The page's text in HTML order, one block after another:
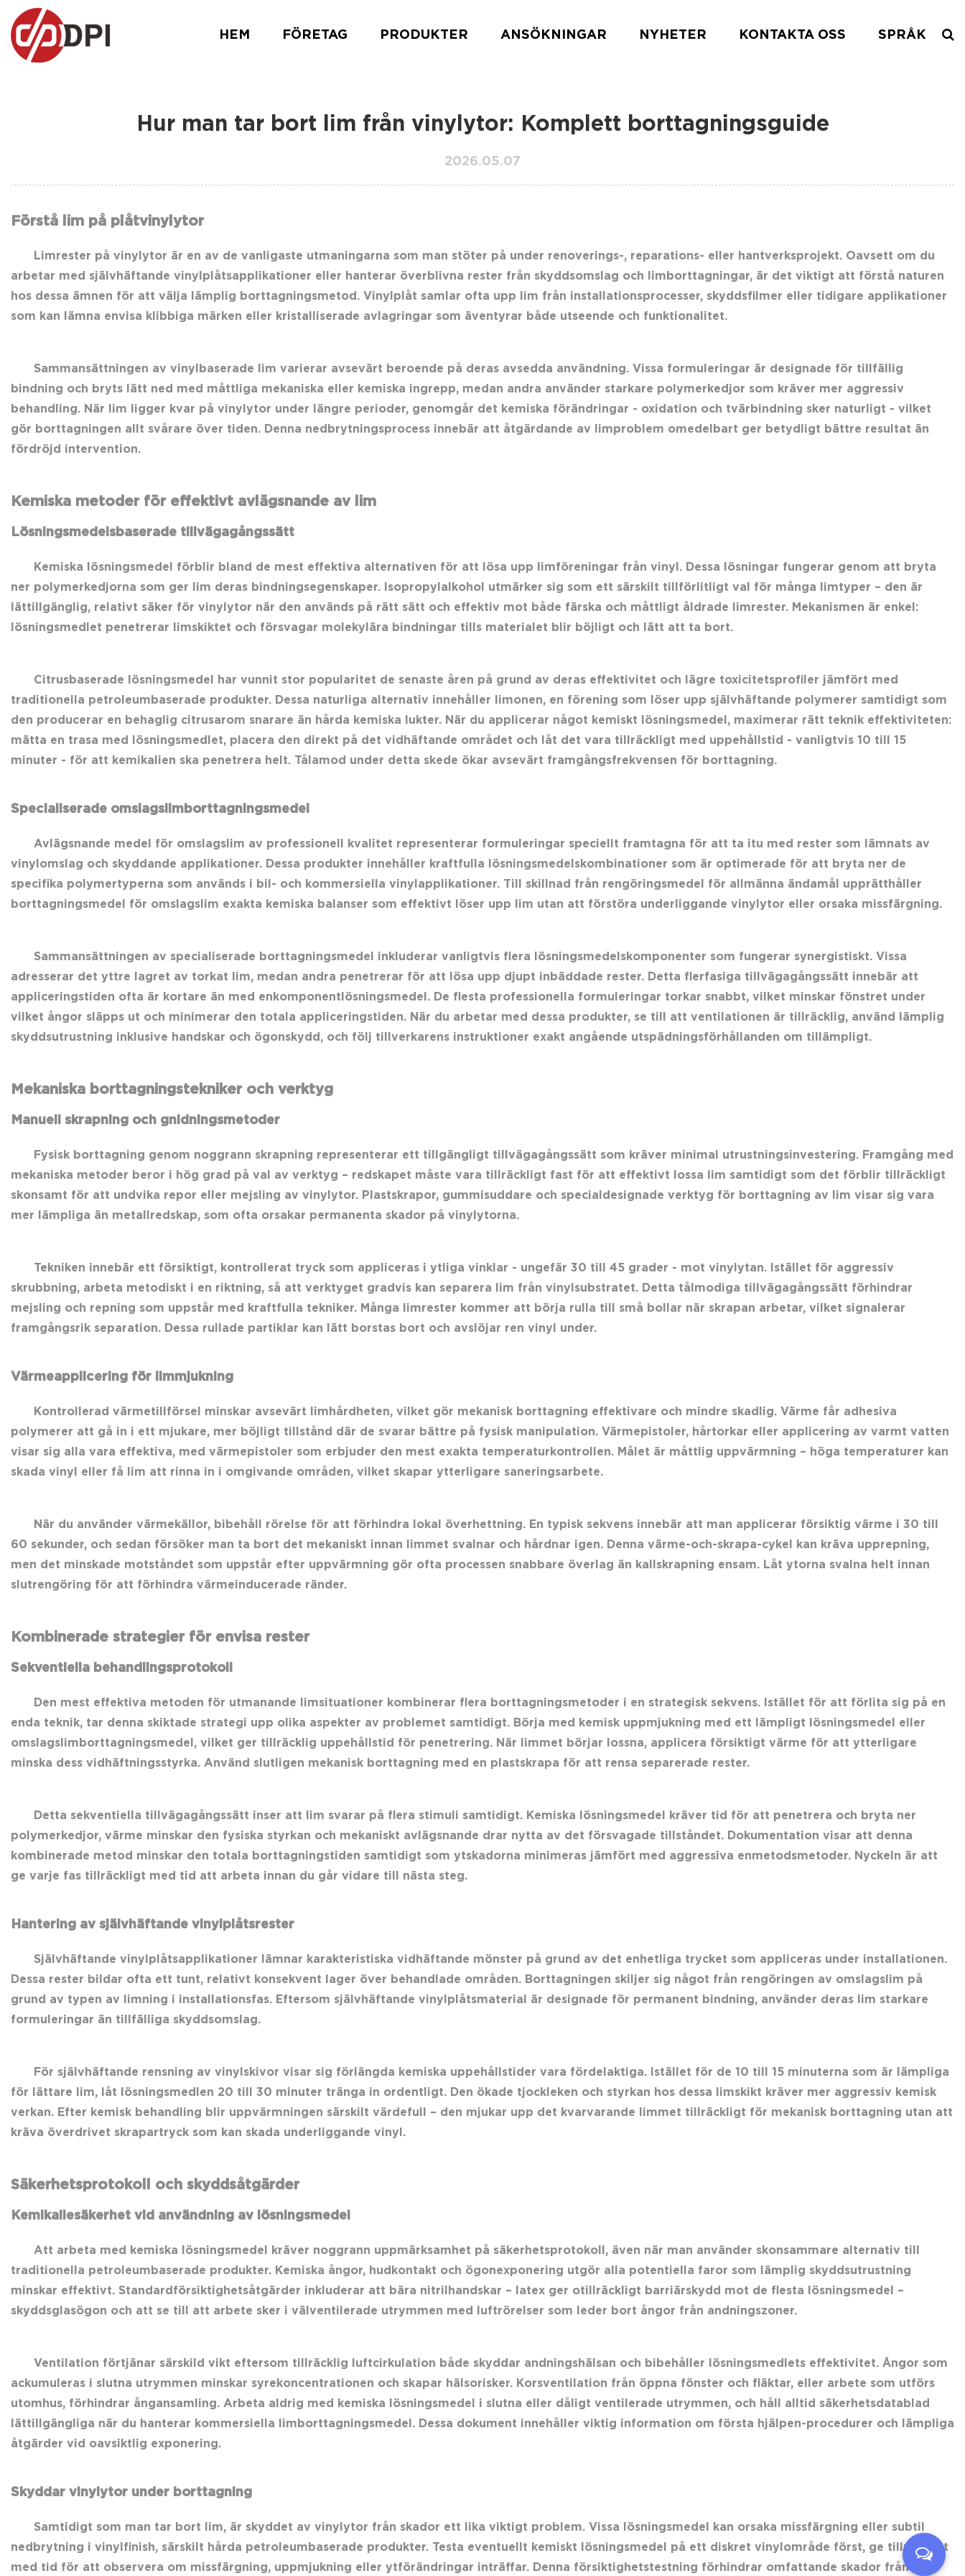
HEM FÖRETAG PRODUKTER ANSÖKNINGAR NYHETER KONTAKTA OSS SPRÅK
Hur man tar bort lim från vinylytor: Komplett borttagningsguide
2026.05.07
Förstå lim på plåtvinylytor
Limrester på vinylytor är en av de vanligaste utmaningarna som man stöter på under renoverings-, reparations- eller hantverksprojekt. Oavsett om du
arbetar med självhäftande vinylplåtsapplikationer eller hanterar överblivna rester från skyddsomslag och limborttagningar, är det viktigt att förstå naturen
hos dessa ämnen för att välja lämplig borttagningsmetod. Vinylplåt samlar ofta upp lim från installationsprocesser, skyddsfilmer eller tidigare applikationer
som kan lämna envisa klibbiga märken eller kristalliserade avlagringar som äventyrar både utseende och funktionalitet.
Sammansättningen av vinylbaserade lim varierar avsevärt beroende på deras avsedda användning. Vissa formuleringar är designade för tillfällig
bindning och bryts lätt ned med måttliga mekaniska eller kemiska ingrepp, medan andra använder starkare polymerkedjor som kräver mer aggressiv
behandling. När lim ligger kvar på vinylytor under längre perioder, genomgår det kemiska förändringar - oxidation och tvärbindning sker naturligt - vilket
gör borttagningen allt svårare över tiden. Denna nedbrytningsprocess innebär att åtgärdande av limproblem omedelbart ger betydligt bättre resultat än
fördröjd intervention.
Kemiska metoder för effektivt avlägsnande av lim
Lösningsmedelsbaserade tillvägagångssätt
Kemiska lösningsmedel förblir bland de mest effektiva alternativen för att lösa upp limföreningar från vinyl. Dessa lösningar fungerar genom att bryta
ner polymerkedjorna som ger lim deras bindningsegenskaper. Isopropylalkohol utmärker sig som ett särskilt tillförlitligt val för många limtyper – den är
lättillgänglig, relativt säker för vinylytor när den används på rätt sätt och effektiv mot både färska och måttligt åldrade limrester. Mekanismen är enkel:
lösningsmedlet penetrerar limskiktet och försvagar molekylära bindningar tills materialet blir böjligt och lätt att ta bort.
Citrusbaserade lösningsmedel har vunnit stor popularitet de senaste åren på grund av deras effektivitet och lägre toxicitetsprofiler jämfört med
traditionella petroleumbaserade produkter. Dessa naturliga alternativ innehåller limonen, en förening som löser upp självhäftande polymerer samtidigt som
den producerar en behaglig citrusarom snarare än hårda kemiska lukter. När du applicerar något kemiskt lösningsmedel, maximerar rätt teknik effektiviteten:
mätta en trasa med lösningsmedlet, placera den direkt på det vidhäftande området och låt det vara tillräckligt med uppehållstid - vanligtvis 10 till 15
minuter - för att kemikalien ska penetrera helt. Tålamod under detta skede ökar avsevärt framgångsfrekvensen för borttagning.
Specialiserade omslagslimborttagningsmedel
Avlägsnande medel för omslagslim av professionell kvalitet representerar formuleringar speciellt framtagna för att ta itu med rester som lämnats av
vinylomslag och skyddande applikationer. Dessa produkter innehåller kraftfulla lösningsmedelskombinationer som är optimerade för att bryta ner de
specifika polymertyperna som används i bil- och kommersiella vinylapplikationer. Till skillnad från rengöringsmedel för allmänna ändamål upprätthåller
borttagningsmedel för omslagslim exakta kemiska balanser som effektivt löser upp lim utan att förstöra underliggande vinylytor eller orsaka missfärgning.
Sammansättningen av specialiserade borttagningsmedel inkluderar vanligtvis flera lösningsmedelskomponenter som fungerar synergistiskt. Vissa
adresserar det yttre lagret av torkat lim, medan andra penetrerar för att lösa upp djupt inbäddade rester. Detta flerfasiga tillvägagångssätt innebär att
appliceringstiden ofta är kortare än med enkomponentlösningsmedel. De flesta professionella formuleringar torkar snabbt, vilket minskar fönstret under
vilket ångor släpps ut och minimerar den totala appliceringstiden. När du arbetar med dessa produkter, se till att ventilationen är tillräcklig, använd lämplig
skyddsutrustning inklusive handskar och ögonskydd, och följ tillverkarens instruktioner exakt angående utspädningsförhållanden om tillämpligt.
Mekaniska borttagningstekniker och verktyg
Manuell skrapning och gnidningsmetoder
Fysisk borttagning genom noggrann skrapning representerar ett tillgängligt tillvägagångssätt som kräver minimal utrustningsinvestering. Framgång med
mekaniska metoder beror i hög grad på val av verktyg – redskapet måste vara tillräckligt fast för att effektivt lossa lim samtidigt som det förblir tillräckligt
skonsamt för att undvika repor eller mejsling av vinylytor. Plastskrapor, gummisuddare och specialdesignade verktyg för borttagning av lim visar sig vara
mer lämpliga än metallredskap, som ofta orsakar permanenta skador på vinylytorna.
Tekniken innebär ett försiktigt, kontrollerat tryck som appliceras i ytliga vinklar - ungefär 30 till 45 grader - mot vinylytan. Istället för aggressiv
skrubbning, arbeta metodiskt i en riktning, så att verktyget gradvis kan separera lim från vinylsubstratet. Detta tålmodiga tillvägagångssätt förhindrar
mejsling och repning som uppstår med kraftfulla tekniker. Många limrester kommer att börja rulla till små bollar när skrapan arbetar, vilket signalerar
framgångsrik separation. Dessa rullade partiklar kan lätt borstas bort och avslöjar ren vinyl under.
Värmeapplicering för limmjukning
Kontrollerad värmetillförsel minskar avsevärt limhårdheten, vilket gör mekanisk borttagning effektivare och mindre skadlig. Värme får adhesiva
polymerer att gå in i ett mjukare, mer böjligt tillstånd där de svarar bättre på fysisk manipulation. Värmepistoler, hårtorkar eller applicering av varmt vatten
visar sig alla vara effektiva, med värmepistoler som erbjuder den mest exakta temperaturkontrollen. Målet är måttlig uppvärmning – höga temperaturer kan
skada vinyl eller få lim att rinna in i omgivande områden, vilket skapar ytterligare saneringsarbete.
När du använder värmekällor, bibehåll rörelse för att förhindra lokal överhettning. En typisk sekvens innebär att man applicerar försiktig värme i 30 till
60 sekunder, och sedan försöker man ta bort det mekaniskt innan limmet svalnar och hårdnar igen. Denna värme-och-skrapa-cykel kan kräva upprepning,
men det minskade motståndet som uppstår efter uppvärmning gör ofta processen snabbare överlag än kallskrapning ensam. Låt ytorna svalna helt innan
slutrengöring för att förhindra värmeinducerade ränder.
Kombinerade strategier för envisa rester
Sekventiella behandlingsprotokoll
Den mest effektiva metoden för utmanande limsituationer kombinerar flera borttagningsmetoder i en strategisk sekvens. Istället för att förlita sig på en
enda teknik, tar denna skiktade strategi upp olika aspekter av problemet samtidigt. Börja med kemisk uppmjukning med ett lämpligt lösningsmedel eller
omslagslimborttagningsmedel, vilket ger tillräcklig uppehållstid för penetrering. När limmet börjar lossna, applicera försiktigt värme för att ytterligare
minska dess vidhäftningsstyrka. Använd slutligen mekanisk borttagning med en plastskrapa för att rensa separerade rester.
Detta sekventiella tillvägagångssätt inser att lim svarar på flera stimuli samtidigt. Kemiska lösningsmedel kräver tid för att penetrera och bryta ner
polymerkedjor, värme minskar den fysiska styrkan och mekaniskt avlägsnande drar nytta av det försvagade tillståndet. Dokumentation visar att denna
kombinerade metod minskar den totala borttagningstiden samtidigt som ytskadorna minimeras jämfört med aggressiva enmetodsmetoder. Nyckeln är att
ge varje fas tillräckligt med tid att arbeta innan du går vidare till nästa steg.
Hantering av självhäftande vinylplåtsrester
Självhäftande vinylplåtsapplikationer lämnar karakteristiska vidhäftande mönster på grund av det enhetliga trycket som appliceras under installationen.
Dessa rester bildar ofta ett tunt, relativt konsekvent lager över behandlade områden. Borttagningen skiljer sig något från rengöringen av omslagslim på
grund av typen av limning i installationsfas. Eftersom självhäftande vinylplåtsmaterial är designade för permanent bindning, använder deras lim starkare
formuleringar än tillfälliga skyddsomslag.
För självhäftande rensning av vinylskivor visar sig förlängda kemiska uppehållstider vara fördelaktiga. Istället för de 10 till 15 minuterna som är lämpliga
för lättare lim, låt lösningsmedlen 20 till 30 minuter tränga in ordentligt. Den ökade tjockleken och styrkan hos dessa limskikt kräver mer aggressiv kemisk
verkan. Efter kemisk behandling blir uppvärmningen särskilt värdefull – den mjukar upp det kvarvarande limmet tillräckligt för mekanisk borttagning utan att
kräva överdrivet skrapartryck som kan skada underliggande vinyl.
Säkerhetsprotokoll och skyddsåtgärder
Kemikaliesäkerhet vid användning av lösningsmedel
Att arbeta med kemiska lösningsmedel kräver noggrann uppmärksamhet på säkerhetsprotokoll, även när man använder skonsammare alternativ till
traditionella petroleumbaserade produkter. Kemiska ångor, hudkontakt och ögonexponering utgör alla potentiella faror som lämplig skyddsutrustning
minskar effektivt. Standardförsiktighetsåtgärder inkluderar att bära nitrilhandskar – latex ger otillräckligt barriärskydd mot de flesta lösningsmedel –
skyddsglasögon och att se till att arbete sker i välventilerade utrymmen med luftrörelser som leder bort ångor från andningszoner.
Ventilation förtjänar särskild vikt eftersom tillräcklig luftcirkulation både skyddar andningshälsan och bibehåller lösningsmedlets effektivitet. Ångor som
ackumuleras i slutna utrymmen minskar syrekoncentrationen och skapar hälsorisker. Korsventilation från öppna fönster och fläktar, eller arbete som utförs
utomhus, förhindrar ångansamling. Arbeta aldrig med kemiska lösningsmedel i slutna eller dåligt ventilerade utrymmen, och håll alltid säkerhetsdatablad
lättillgängliga när du hanterar kommersiella limborttagningsmedel. Dessa dokument innehåller viktig information om första hjälpen-procedurer och lämpliga
åtgärder vid oavsiktlig exponering.
Skyddar vinylytor under borttagning
Samtidigt som man tar bort lim, är skyddet av vinylytor från skador ett lika viktigt problem. Vissa lösningsmedel kan orsaka missfärgning eller subtil
nedbrytning i vinylfinish, särskilt hårda petroleumbaserade produkter. Testa eventuellt kemiskt lösningsmedel på ett diskret vinylområde först, ge tillräckligt
med tid för att observera om missfärgning, uppmjukning eller ytförändringar inträffar. Denna försiktighetstestning förhindrar omfattande skador från